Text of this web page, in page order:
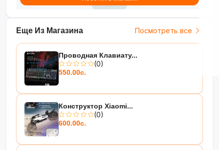
Еще Из Магазина Посмотреть все
Проводная Клавиату...
(0)
550.00с.
Конструктор Xiaomi...
(0)
600.00с.